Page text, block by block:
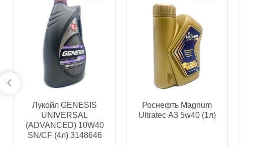
Лукойл GENESIS
UNIVERSAL
(ADVANCED) 10W40
SN/CF (4л) 3148646
Роснефть Magnum
Ultratec А3 5w40 (1л)
Фильтр масляный FILTRON OP520 (W920/21)
Бесплатная Сегодня,
Самовывоз Сегодня
ул. Салова, д. 30